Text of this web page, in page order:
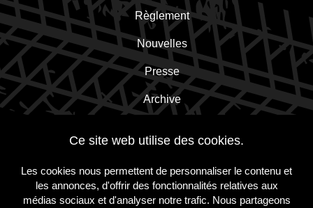
Ce site web utilise des cookies.
Les cookies nous permettent de personnaliser le contenu et
les annonces, d'offrir des fonctionnalités relatives aux
médias sociaux et d'analyser notre trafic. Nous partageons
Règlement
Nouvelles
Presse
Archive
Inscrivez-vous à la newsletter!